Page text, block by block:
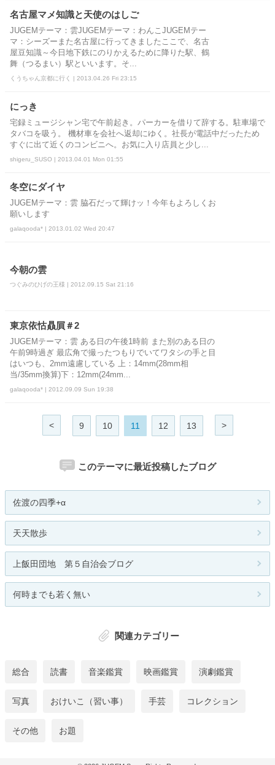
名古屋マメ知識と天使のはしご
JUGEMテーマ：雲JUGEMテーマ：わんこJUGEMテー
マ：シーズーまた名古屋に行ってきましたここで、名古
屋豆知識～今日地下鉄にのりかえるために降りた駅、鶴
舞（つるまい）駅といいます。そ...
くうちゃん京都に行く | 2013.04.26 Fri 23:15
にっき
宅録ミュージシャン宅で午前起き。パーカーを借りて辞する。駐車場で
タバコを吸う。 機材車を会社へ返却にゆく。社長が電話中だったため
すぐに出て近くのコンビニへ。お気に入り店員と少し...
shigeru_SUSO | 2013.04.01 Mon 01:55
冬空にダイヤ
JUGEMテーマ：雲 脇石だって輝けッ！今年もよろしくお
願いします
galaqooda* | 2013.01.02 Wed 20:47
今朝の雲
つぐみのひげの王様 | 2012.09.15 Sat 21:16
東京依怙贔屓＃2
JUGEMテーマ：雲 ある日の午後1時前 また別のある日の
午前9時過ぎ 最広角で撮ったつもりでいてワタシの手と目
はいつも、2mm遠慮している 上：14mm(28mm相
当/35mm換算)下：12mm(24mm...
galaqooda* | 2012.09.09 Sun 19:38
< 9 10 11 12 13 >
このテーマに最近投稿したブログ
佐渡の四季+α
天天散歩
上飯田団地 第５自治会ブログ
何時までも若く無い
関連カテゴリー
総合 読書 音楽鑑賞 映画鑑賞 演劇鑑賞
写真 おけいこ（習い事） 手芸 コレクション
その他 お題